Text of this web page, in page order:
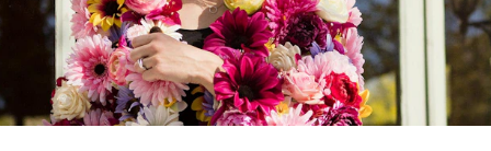
& Antikt
DIY - Gör Det Själv